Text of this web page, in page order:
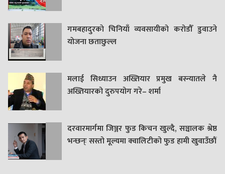
गमबहादुरकाे चिनियाँ व्यवसायीको करोडौँ डुवाउने
याेजना छताछुल्ल
मलाई सिध्याउन अख्तियार प्रमुख बस्न्यातले नै
अख्तियारको दुरुपयोग गरे– शर्मा
दरवारमार्गमा जिञ्जर फुड किचन खुल्दै, सञ्चालक श्रेष्ठ
भन्छन्ः सस्तो मूल्यमा क्वालिटीको फुड हामी खुवाउँछौं